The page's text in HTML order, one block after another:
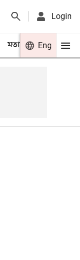
Login
মতামত খেলা
Eng